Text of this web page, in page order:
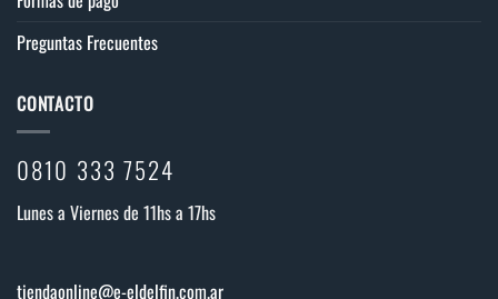
Preguntas Frecuentes
CONTACTO
0810 333 7524
Lunes a Viernes de 11hs a 17hs
tiendaonline@e-eldelfin.com.ar